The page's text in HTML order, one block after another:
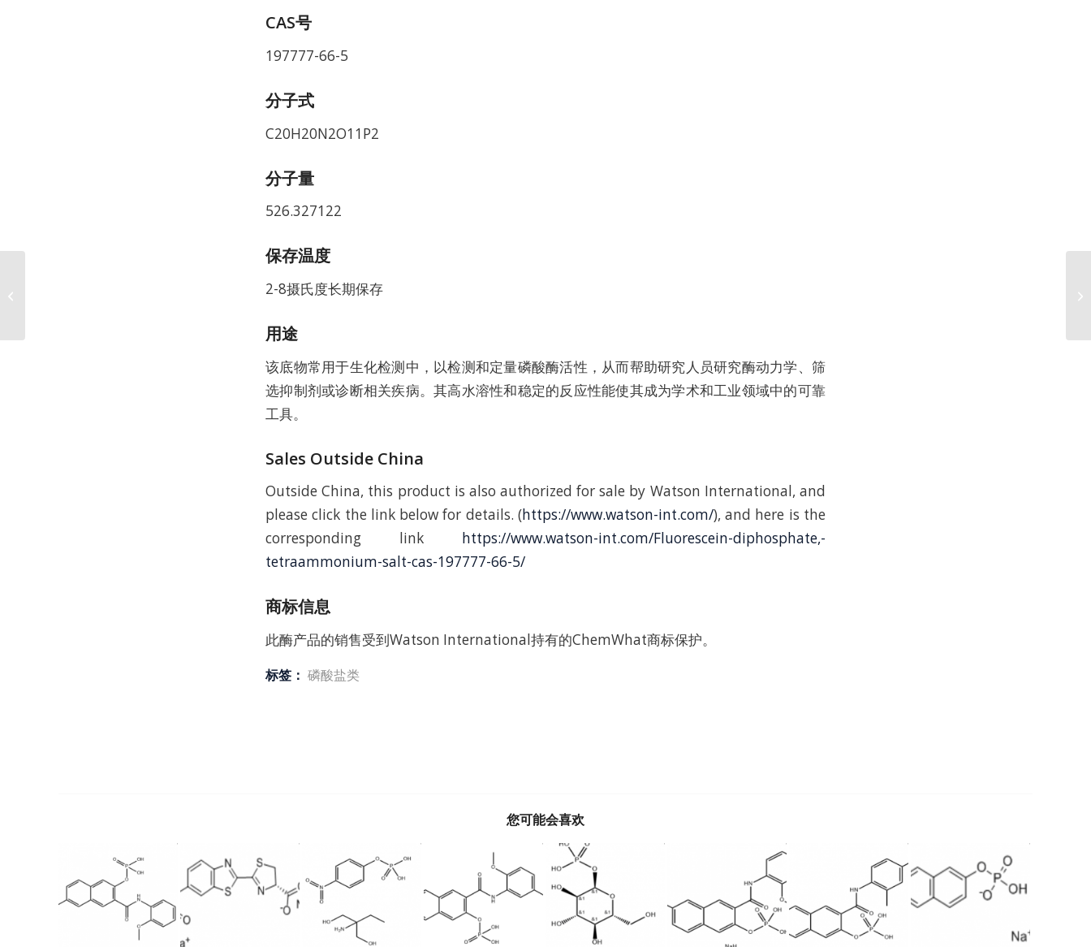
CAS号
197777-66-5
分子式
C20H20N2O11P2
分子量
526.327122
保存温度
2-8摄氏度长期保存
用途
该底物常用于生化检测中，以检测和定量磷酸酶活性，从而帮助研究人员研究酶动力学、筛
选抑制剂或诊断相关疾病。其高水溶性和稳定的反应性能使其成为学术和工业领域中的可靠
工具。
Sales Outside China
Outside China, this product is also authorized for sale by Watson International, and
please click the link below for details. (https://www.watson-int.com/), and here is the
corresponding link https://www.watson-int.com/Fluorescein-diphosphate,-
tetraammonium-salt-cas-197777-66-5/
商标信息
此酶产品的销售受到Watson International持有的ChemWhat商标保护。
标签： 磷酸盐类
您可能会喜欢